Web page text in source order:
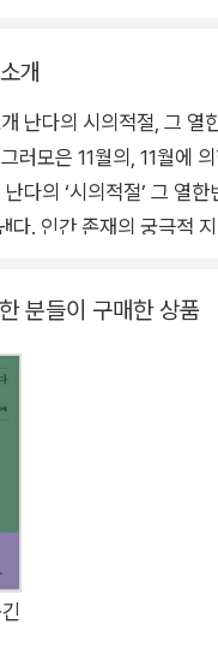
작품상, 형평문학상을 수
개
시인
러모은 11월의, 11월에
낸다. 인간 존재의 궁극적
자 응시로 엮어낸 글들이
것을 보는 일. 놓치지 않
지 않는 시선. 모두 “물끄
속에는 시와 단상과 에세
, 계절의 끝에 띄우는 편
담겼다. 어쩌면 열두 달
자고, 그리하여 ‘같이 가요
하루 따뜻하셨으면. 따뜻
분들이 구매한 상품